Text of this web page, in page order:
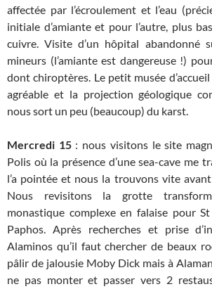
affectée par l’écroulement et l’eau
initiale d’amiante et pour l’autre, plus
cuivre. Visite d’un hôpital abandonné
mineurs (l’amiante est dangereuse !)
dont chiroptères. Le petit musée
agréable et la projection géologique
nous sort un peu (beaucoup) du karst.
Mercredi 15: nous visitons le site
Polis où la présence d’une sea-cave me
l’a pointée et nous la trouvons vite
Nous revisitons la grotte
monastique complexe en falaise pour
Paphos. Après recherches et prise
Alaminos qu’il faut chercher de beaux
pâlir de jalousie Moby Dick mais à
ne pas monter et passer vers 2